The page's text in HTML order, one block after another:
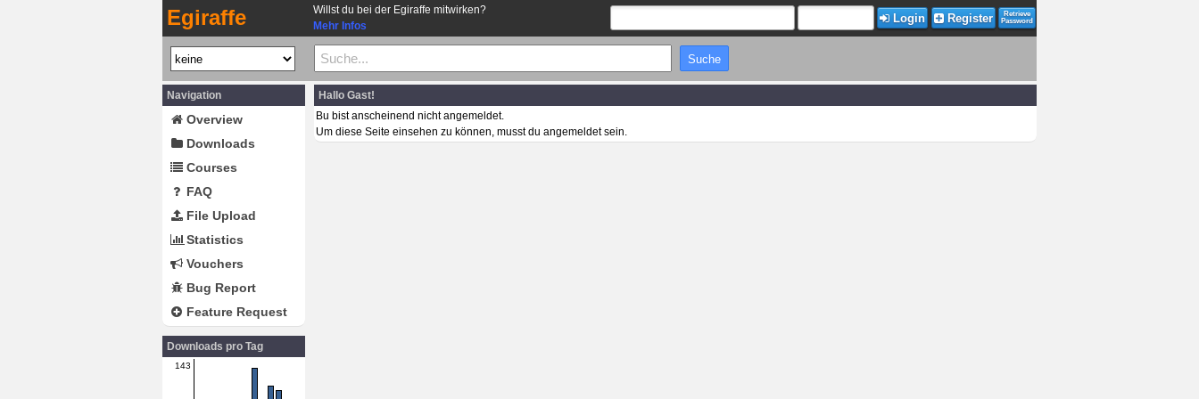
Egiraffe
Willst du bei der Egiraffe mitwirken?
Mehr Infos
Login Register
Retrieve
Password
Navigation
Overview
Downloads
Courses
FAQ
File Upload
Statistics
Vouchers
Bug Report
Feature Request
Downloads pro Tag
143
Hallo Gast!
Bu bist anscheinend nicht angemeldet.
Um diese Seite einsehen zu können, musst du angemeldet sein.